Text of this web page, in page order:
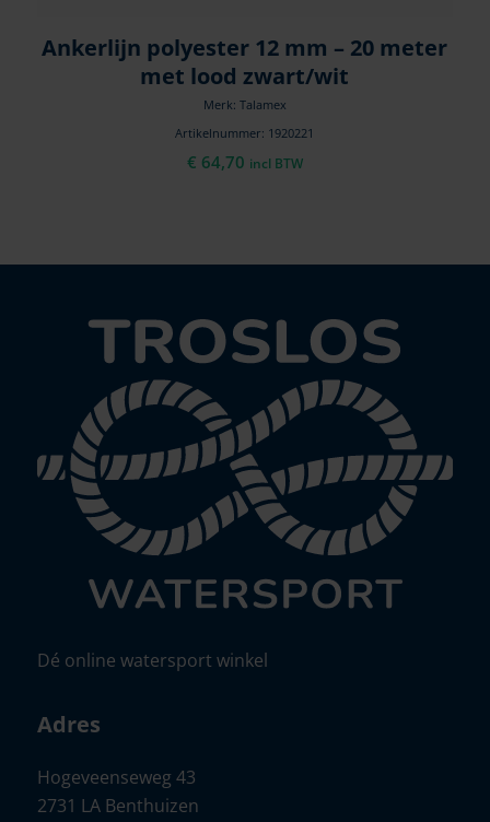
Ankerlijn polyester 12 mm – 20 meter
met lood zwart/wit
Merk: Talamex
Artikelnummer: 1920221
€ 64,70 incl BTW
Dé online watersport winkel
Adres
Hogeveenseweg 43
2731 LA Benthuizen